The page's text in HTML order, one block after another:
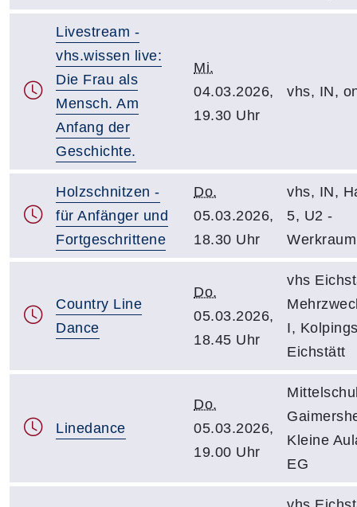
Livestream -
vhs.wissen live:
Die Frau als
Mensch. Am
Anfang der
Geschichte.
Mi.
04.03.2026,
19.30 Uhr
vhs, IN,
Holzschnitzen -
für Anfänger und
Fortgeschrittene
Do.
05.03.2026,
18.30 Uhr
vhs, IN,
5, U2 -
Werkraum
Country Line
Dance
Do.
05.03.2026,
18.45 Uhr
vhs
I,
Eichstätt
Linedance
Do.
05.03.2026,
19.00 Uhr
Kleine
EG